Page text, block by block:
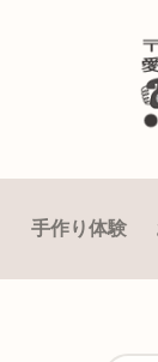
手作り体験